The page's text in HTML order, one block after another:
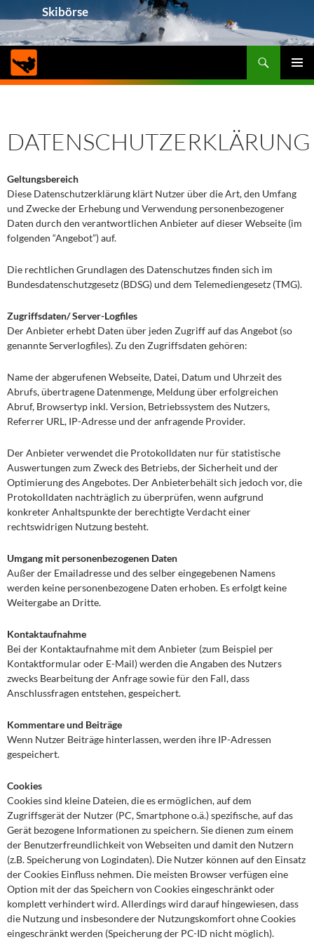
Skibörse
Suchen
ZUM
INHALT
DATENSCHUTZERKLÄRUNG
Geltungsbereich
Diese Datenschutzerklärung klärt Nutzer über die Art, den Umfang
und Zwecke der Erhebung und Verwendung personenbezogener
Daten durch den verantwortlichen Anbieter auf dieser Webseite (im
folgenden “Angebot”) auf.
Die rechtlichen Grundlagen des Datenschutzes finden sich im
Bundesdatenschutzgesetz (BDSG) und dem Telemediengesetz (TMG).
Zugriffsdaten/ Server-Logfiles
Der Anbieter erhebt Daten über jeden Zugriff auf das Angebot (so
genannte Serverlogfiles). Zu den Zugriffsdaten gehören:
Name der abgerufenen Webseite, Datei, Datum und Uhrzeit des
Abrufs, übertragene Datenmenge, Meldung über erfolgreichen
Abruf, Browsertyp inkl. Version, Betriebssystem des Nutzers,
Referrer URL, IP-Adresse und der anfragende Provider.
Der Anbieter verwendet die Protokolldaten nur für statistische
Auswertungen zum Zweck des Betriebs, der Sicherheit und der
Optimierung des Angebotes. Der Anbieterbehält sich jedoch vor, die
Protokolldaten nachträglich zu überprüfen, wenn aufgrund
konkreter Anhaltspunkte der berechtigte Verdacht einer
rechtswidrigen Nutzung besteht.
Umgang mit personenbezogenen Daten
Außer der Emailadresse und des selber eingegebenen Namens
werden keine personenbezogene Daten erhoben. Es erfolgt keine
Weitergabe an Dritte.
Kontaktaufnahme
Bei der Kontaktaufnahme mit dem Anbieter (zum Beispiel per
Kontaktformular oder E-Mail) werden die Angaben des Nutzers
zwecks Bearbeitung der Anfrage sowie für den Fall, dass
Anschlussfragen entstehen, gespeichert.
Kommentare und Beiträge
Wenn Nutzer Beiträge hinterlassen, werden ihre IP-Adressen
gespeichert.
Cookies
Cookies sind kleine Dateien, die es ermöglichen, auf dem
Zugriffsgerät der Nutzer (PC, Smartphone o.ä.) spezifische, auf das
Gerät bezogene Informationen zu speichern. Sie dienen zum einem
der Benutzerfreundlichkeit von Webseiten und damit den Nutzern
(z.B. Speicherung von Logindaten). Die Nutzer können auf den Einsatz
der Cookies Einfluss nehmen. Die meisten Browser verfügen eine
Option mit der das Speichern von Cookies eingeschränkt oder
komplett verhindert wird. Allerdings wird darauf hingewiesen, dass
die Nutzung und insbesondere der Nutzungskomfort ohne Cookies
eingeschränkt werden (Speicherung der PC-ID nicht möglich).